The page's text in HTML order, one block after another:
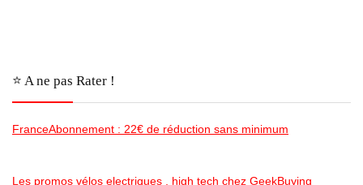
⭐️ A ne pas Rater !
FranceAbonnement : 22€ de réduction sans minimum
Les promos vélos electriques , high tech chez GeekBuying